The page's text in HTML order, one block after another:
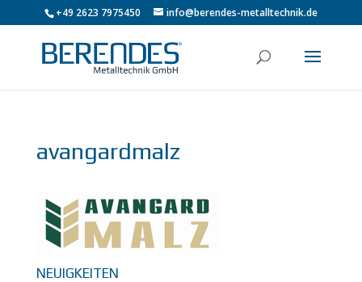
+49 2623 7975450 info@berendes-metalltechnik.de
avangardmalz
NEUIGKEITEN